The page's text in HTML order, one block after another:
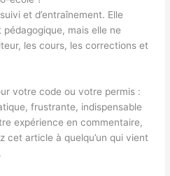
et d’entraînement. Elle
mais elle ne
les cours, les corrections et
votre code ou votre permis :
frustrante, indispensable
expérience en commentaire,
cet article à quelqu’un qui vient